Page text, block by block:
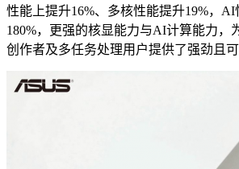
性能上提升16%、多核性能提升19%，AI
180%，更强的核显能力与AI计算能力，
创作者及多任务处理用户提供了强劲且可